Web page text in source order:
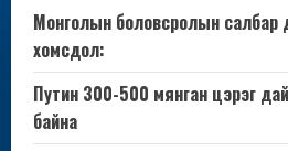
Монголын боловсролын салбар
хомсдол:
Путин 300-500 мянган цэрэг
байна